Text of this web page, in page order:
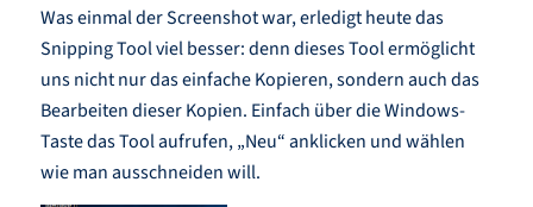
Was einmal der Screenshot war, erledigt heute das
Snipping Tool viel besser: denn dieses Tool ermöglicht
uns nicht nur das einfache Kopieren, sondern auch das
Bearbeiten dieser Kopien. Einfach über die Windows-
Taste das Tool aufrufen, „Neu“ anklicken und wählen
wie man ausschneiden will.